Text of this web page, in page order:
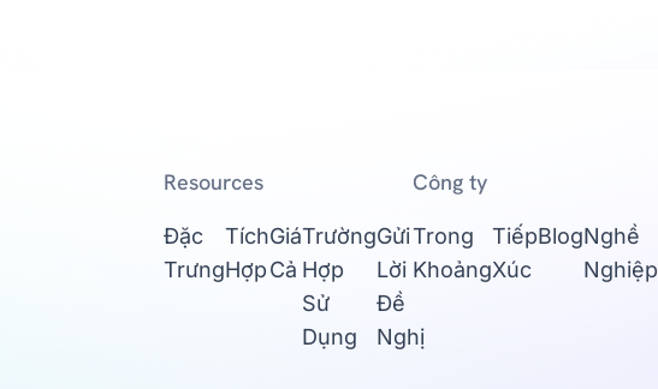
Resources
Đặc
Trưng
Tích
Hợp
Giá
Cả
Trường
Hợp
Sử
Dụng
Gửi
Lời
Đề
Nghị
Công ty
Trong
Khoảng
Tiếp
Xúc
BlogNghề
Nghiệp